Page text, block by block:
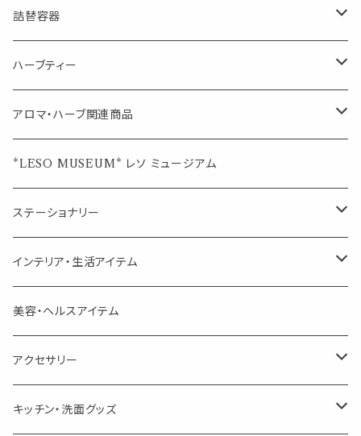
Mask&Pillow Aroma
ハーブティー
シングル
季節のハーブティー
箱入りアソート
キャンディー
シーリングワックス シール
ペーパークリップ
ウェルカムボード・装飾
席札クリップ
プチギフト
詰替容器
ロールオンボトル
スプレーボトル
スポイトボトル
精油用ボトル
ポンプ式ボトル
リップ容器
スクリュー容器
チューブ
ハーブティー
ブレンド
ジュエル オブ ビューティー
美人さんのハーブティー
シングル
アロマ・ハーブ関連商品
エッセンシャルオイル
シングル
ブレンド
クラフト器材・道具
キャリアオイル・ワックス
道具
お香・サシェ・キャンドル
線香
サシェ・香り袋
ディフューザー
アロマオイルウォーマー
アロマストーン
*LESO MUSEUM* レソ ミュージアム
ステーショナリー
デザインクリップ
記号（ハート,星,etc）
音楽・楽器
ページオープナー・ワイドクリップ
ポストカード・メッセージカード
フック・マグネット・画鋲
インテリア・生活アイテム
オブジェ
キャンドル・お香
ウォールアイテム
美容・ヘルスアイテム
アクセサリー
ブローチ・ピンバッチ
キッチン・洗面グッズ